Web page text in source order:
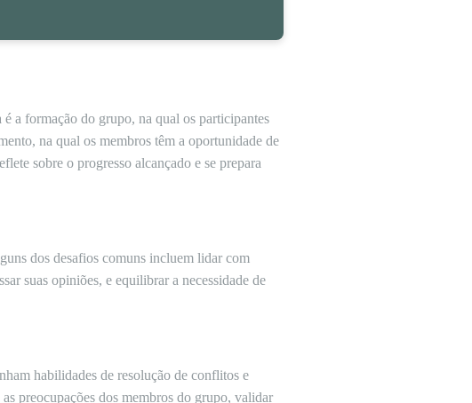
a formação do grupo, na qual os participantes
na qual os membros têm a oportunidade de
sobre o progresso alcançado e se prepara
dos desafios comuns incluem lidar com
suas opiniões, e equilibrar a necessidade de
habilidades de resolução de conflitos e
preocupações dos membros do grupo, validar